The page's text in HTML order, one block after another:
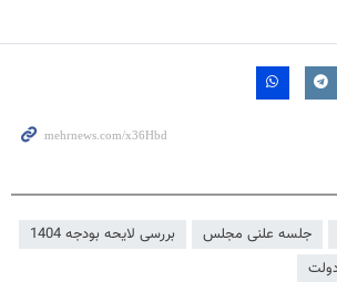
جلسه علنی مجلس
بررسی لایحه بودجه 1404